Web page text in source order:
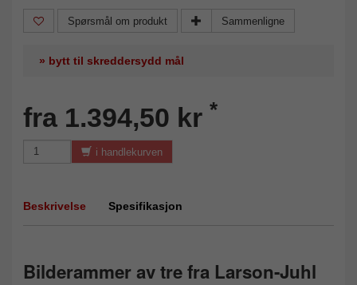
Spørsmål om produkt Sammenligne
» bytt til skreddersydd mål
fra 1.394,50 kr *
i handlekurven
Beskrivelse Spesifikasjon
Bilderammer av tre fra Larson-Juhl